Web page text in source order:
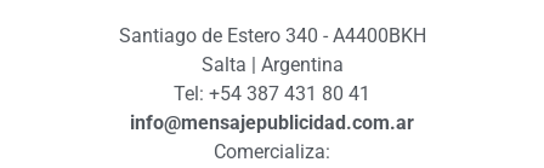
Santiago de Estero 340 - A4400BKH
Salta | Argentina
Tel: +54 387 431 80 41
info@mensajepublicidad.com.ar
Comercializa: